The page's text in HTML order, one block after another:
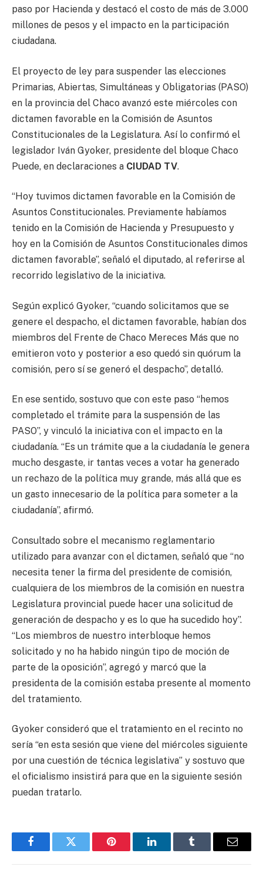
paso por Hacienda y destacó el costo de más de 3.000
millones de pesos y el impacto en la participación
ciudadana.
El proyecto de ley para suspender las elecciones
Primarias, Abiertas, Simultáneas y Obligatorias (PASO)
en la provincia del Chaco avanzó este miércoles con
dictamen favorable en la Comisión de Asuntos
Constitucionales de la Legislatura. Así lo confirmó el
legislador Iván Gyoker, presidente del bloque Chaco
Puede, en declaraciones a CIUDAD TV.
“Hoy tuvimos dictamen favorable en la Comisión de
Asuntos Constitucionales. Previamente habíamos
tenido en la Comisión de Hacienda y Presupuesto y
hoy en la Comisión de Asuntos Constitucionales dimos
dictamen favorable”, señaló el diputado, al referirse al
recorrido legislativo de la iniciativa.
Según explicó Gyoker, “cuando solicitamos que se
genere el despacho, el dictamen favorable, habían dos
miembros del Frente de Chaco Mereces Más que no
emitieron voto y posterior a eso quedó sin quórum la
comisión, pero sí se generó el despacho”, detalló.
En ese sentido, sostuvo que con este paso “hemos
completado el trámite para la suspensión de las
PASO”, y vinculó la iniciativa con el impacto en la
ciudadanía. “Es un trámite que a la ciudadanía le genera
mucho desgaste, ir tantas veces a votar ha generado
un rechazo de la política muy grande, más allá que es
un gasto innecesario de la política para someter a la
ciudadanía”, afirmó.
Consultado sobre el mecanismo reglamentario
utilizado para avanzar con el dictamen, señaló que “no
necesita tener la firma del presidente de comisión,
cualquiera de los miembros de la comisión en nuestra
Legislatura provincial puede hacer una solicitud de
generación de despacho y es lo que ha sucedido hoy”.
“Los miembros de nuestro interbloque hemos
solicitado y no ha habido ningún tipo de moción de
parte de la oposición”, agregó y marcó que la
presidenta de la comisión estaba presente al momento
del tratamiento.
Gyoker consideró que el tratamiento en el recinto no
sería “en esta sesión que viene del miércoles siguiente
por una cuestión de técnica legislativa” y sostuvo que
el oficialismo insistirá para que en la siguiente sesión
puedan tratarlo.
FacebookTwitter Pinterest LinkedInTumblr Email